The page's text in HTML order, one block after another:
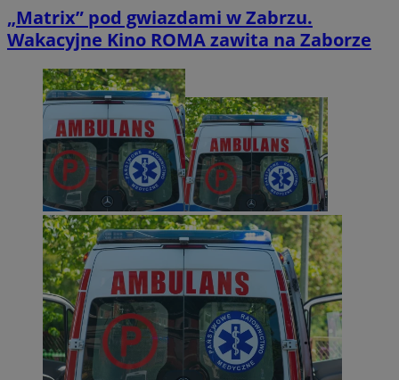
„Matrix” pod gwiazdami w Zabrzu.
Wakacyjne Kino ROMA zawita na Zaborze